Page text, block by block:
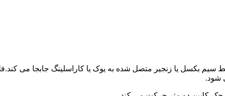
سیم بکسل یا زنجیر متصل شده به یوک یا کاراسلینگ جابجا می
شود.